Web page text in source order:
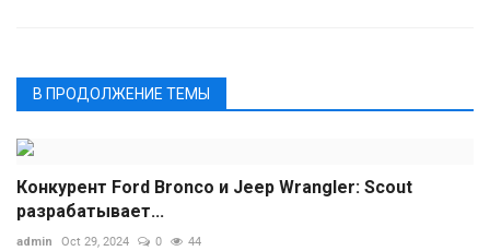
В ПРОДОЛЖЕНИЕ ТЕМЫ
Конкурент Ford Bronco и Jeep Wrangler: Scout
разрабатывает...
admin Oct 29, 2024 0 44